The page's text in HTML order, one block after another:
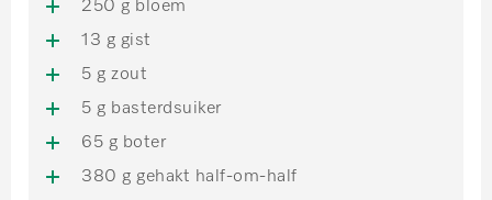
250 g bloem
13 g gist
5 g zout
5 g basterdsuiker
65 g boter
380 g gehakt half-om-half